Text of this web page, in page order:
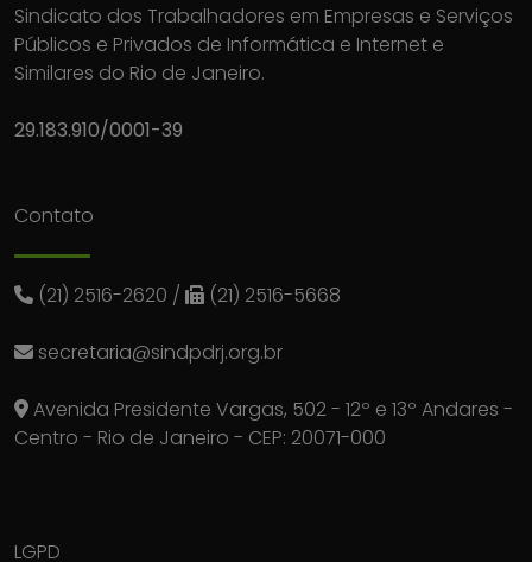
Sindicato dos Trabalhadores em Empresas e Serviços
Públicos e Privados de Informática e Internet e
Similares do Rio de Janeiro.
29.183.910/0001-39
Contato
(21) 2516-2620 / (21) 2516-5668
secretaria@sindpdrj.org.br
Avenida Presidente Vargas, 502 - 12º e 13º Andares -
Centro - Rio de Janeiro - CEP: 20071-000
LGPD